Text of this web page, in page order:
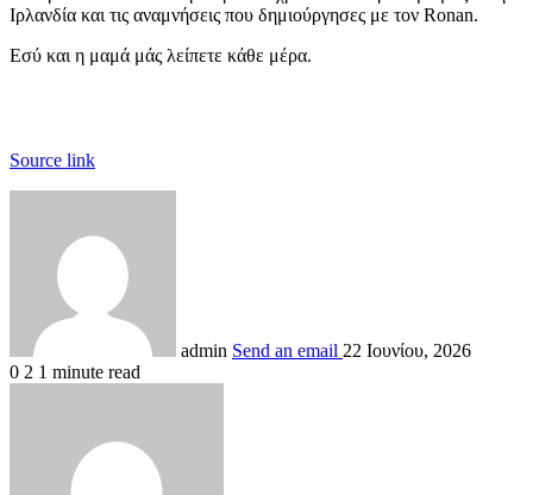
Ιρλανδία και τις αναμνήσεις που δημιούργησες με τον Ronan.
Εσύ και η μαμά μάς λείπετε κάθε μέρα.
Source link
admin Send an email 22 Ιουνίου, 2026
0 2 1 minute read